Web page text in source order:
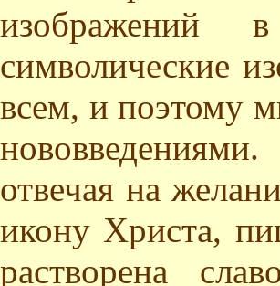
символические
всем, и поэтому
отвечая на
икону Христа,
растворена